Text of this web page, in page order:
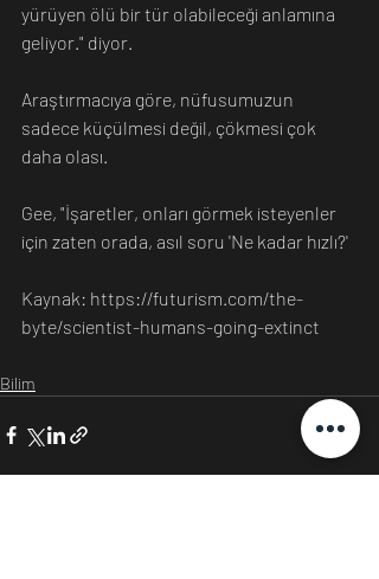
yürüyen ölü bir tür olabileceği anlamına
geliyor." diyor.
Araştırmacıya göre, nüfusumuzun
sadece küçülmesi değil, çökmesi çok
daha olası.
Gee, "İşaretler, onları görmek isteyenler
için zaten orada, asıl soru 'Ne kadar hızlı?'
Kaynak: https://futurism.com/the-
byte/scientist-humans-going-extinct
Bilim